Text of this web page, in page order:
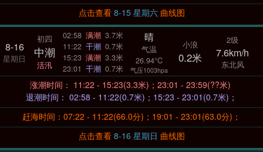
点击查看
8-15 星期六 曲线图
8-16
星期日
初四
中潮
活汛
02:58 满潮 3.7米
11:22 干潮 0.7米
15:23 满潮 3.3米
23:01 干潮 0.7米
晴
气温
26.94°C
气压1003hpa
小浪
0.2米
2级
7.6km/h
东北风
涨潮时间： 11:22 - 15:23(3.3米)；23:01 - 23:59(??米)
退潮时间： 02:58 - 11:22(0.7米)；15:23 - 23:01(0.7米)；
赶海时间：07:22 - 11:22(66.0分)；19:01 - 23:01(63.0分)；
点击查看
8-16 星期日 曲线图